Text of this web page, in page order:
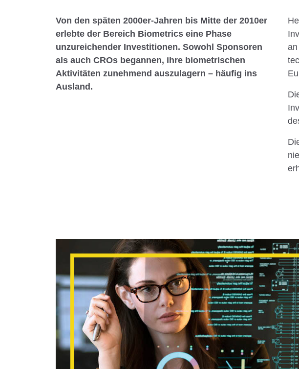
Von den späten 2000er-Jahren bis Mitte der 2010er
erlebte der Bereich Biometrics eine Phase
unzureichender Investitionen. Sowohl Sponsoren
als auch CROs begannen, ihre biometrischen
Aktivitäten zunehmend auszulagern – häufig ins
Ausland.